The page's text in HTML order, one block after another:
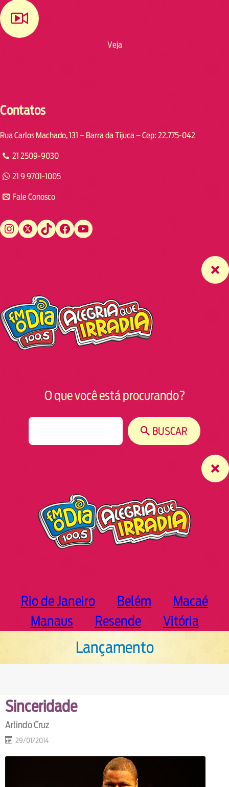
Veja
Contatos
Rua Carlos Machado, 131 – Barra da Tijuca – Cep: 22.775-042
21 2509-9030
21 9 9701-1005
Fale Conosco
Instagram Twitter TikTok Facebook YouTube
O que você está procurando?
BUSCAR
Rio de Janeiro Belém
Macaé
Manaus
Resende Vitória
Lançamento
Sinceridade
Arlindo Cruz
29/01/2014